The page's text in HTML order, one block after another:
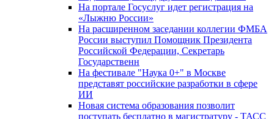
На портале Госуслуг идет регистрация на
«Лыжню России»
На расширенном заседании коллегии ФМБА
России выступил Помощник Президента
Российской Федерации, Секретарь
Государственн
На фестивале "Наука 0+" в Москве
представят российские разработки в сфере
ИИ
Новая система образования позволит
поступать бесплатно в магистратуру - ТАСС